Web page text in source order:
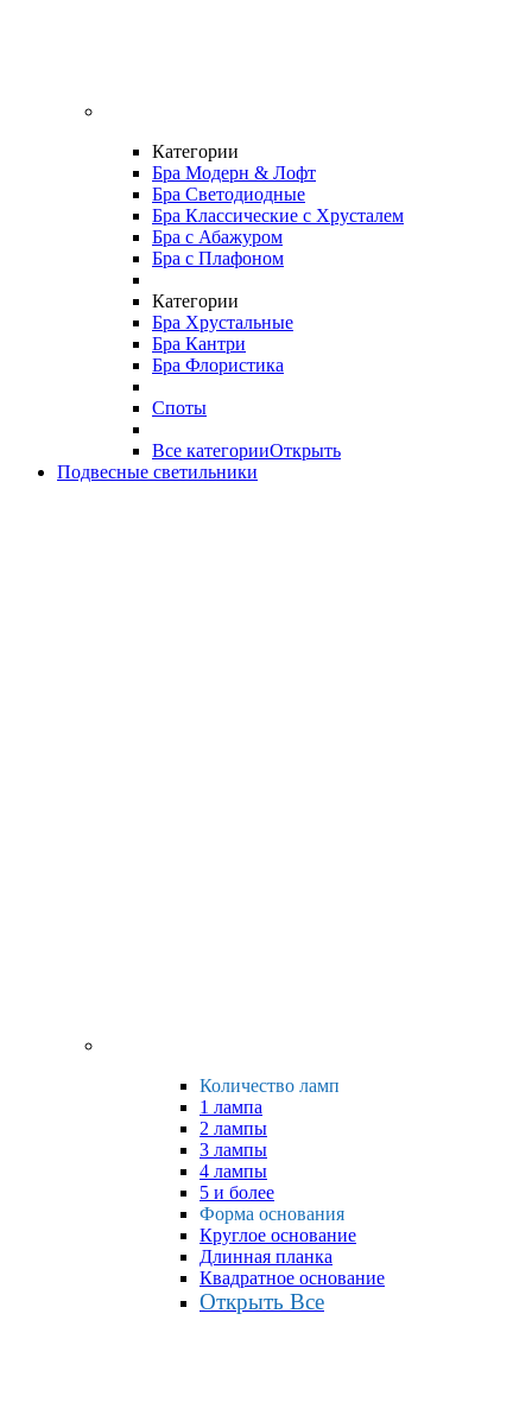
Категории
Бра Модерн & Лофт
Бра Светодиодные
Бра Классические с Хрусталем
Бра с Абажуром
Бра с Плафоном
Категории
Бра Хрустальные
Бра Кантри
Бра Флористика
Споты
Все категорииОткрыть
Подвесные светильники
Количество ламп
1 лампа
2 лампы
3 лампы
4 лампы
5 и более
Форма основания
Круглое основание
Длинная планка
Квадратное основание
Открыть Все